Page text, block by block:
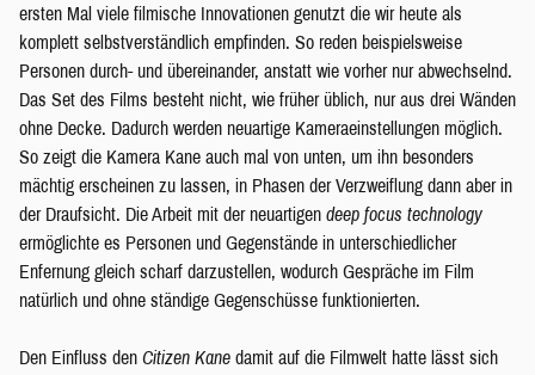
ersten Mal viele filmische Innovationen genutzt die wir heute als
komplett selbstverständlich empfinden. So reden beispielsweise
Personen durch- und übereinander, anstatt wie vorher nur abwechselnd.
Das Set des Films besteht nicht, wie früher üblich, nur aus drei Wänden
ohne Decke. Dadurch werden neuartige Kameraeinstellungen möglich.
So zeigt die Kamera Kane auch mal von unten, um ihn besonders
mächtig erscheinen zu lassen, in Phasen der Verzweiflung dann aber in
der Draufsicht. Die Arbeit mit der neuartigen deep focus technology
ermöglichte es Personen und Gegenstände in unterschiedlicher
Enfernung gleich scharf darzustellen, wodurch Gespräche im Film
natürlich und ohne ständige Gegenschüsse funktionierten.
Den Einfluss den Citizen Kane damit auf die Filmwelt hatte lässt sich